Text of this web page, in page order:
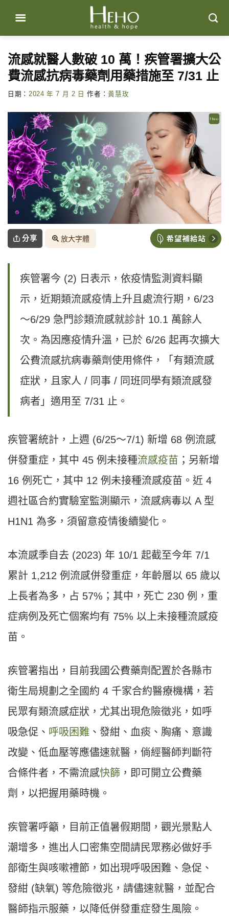
content
流感就醫人數破 10 萬！疾管署擴大公
費流感抗病毒藥劑用藥措施至 7/31 止
日期： 2024 年 7 月 2 日 作者：黃慧玫
分享 放大字體
疾管署今 (2) 日表示，依疫情監測資料顯
示，近期類流感疫情上升且處流行期，6/23
〜6/29 急門診類流感就診計 10.1 萬餘人
次。為因應疫情升溫，已於 6/26 起再次擴大
公費流感抗病毒藥劑使用條件，「有類流感
症狀，且家人 / 同事 / 同班同學有類流感發
病者」適用至 7/31 止。
疾管署統計，上週 (6/25〜7/1) 新增 68 例流感
併發重症，其中 45 例未接種流感疫苗 ；另新增
16 例死亡，其中 12 例未接種流感疫苗。近 4
週社區合約實驗室監測顯示，流感病毒以 A 型
H1N1 為多，須留意疫情後續變化。
本流感季自去 (2023) 年 10/1 起截至今年 7/1
累計 1,212 例流感併發重症，年齡層以 65 歲以
上長者為多，占 57%；其中，死亡 230 例，重
症病例及死亡個案均有 75% 以上未接種流感疫
苗。
疾管署指出，目前我國公費藥劑配置於各縣市
衛生局規劃之全國約 4 千家合約醫療機構，若
民眾有類流感症狀，尤其出現危險徵兆，如呼
吸急促、 呼吸困難 、發紺、血痰、胸痛、意識
改變、低血壓等應儘速就醫，倘經醫師判斷符
合條件者，不需流感快篩 ，即可開立公費藥
劑，以把握用藥時機。
疾管署呼籲，目前正值暑假期間，觀光景點人
潮增多，進出人口密集空間請民眾務必做好手
部衛生與咳嗽禮節，如出現呼吸困難、急促、
發紺 (缺氧) 等危險徵兆，請儘速就醫，並配合
醫師指示服藥，以降低併發重症發生風險。